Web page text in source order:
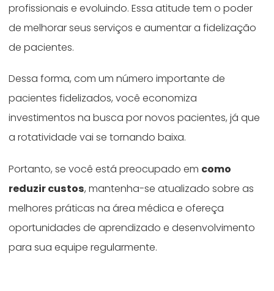
profissionais e evoluindo. Essa atitude tem o poder
de melhorar seus serviços e aumentar a fidelização
de pacientes.
Dessa forma, com um número importante de
pacientes fidelizados, você economiza
investimentos na busca por novos pacientes, já que
a rotatividade vai se tornando baixa.
Portanto, se você está preocupado em como
reduzir custos, mantenha-se atualizado sobre as
melhores práticas na área médica e ofereça
oportunidades de aprendizado e desenvolvimento
para sua equipe regularmente.